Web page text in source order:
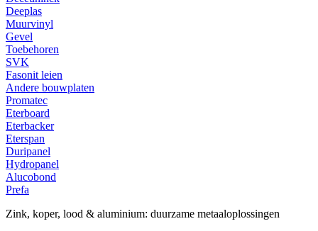
Deeplas
Muurvinyl
Gevel
Toebehoren
SVK
Fasonit leien
Andere bouwplaten
Promatec
Eterboard
Eterbacker
Eterspan
Duripanel
Hydropanel
Alucobond
Prefa
Zink, koper, lood & aluminium: duurzame metaaloplossingen